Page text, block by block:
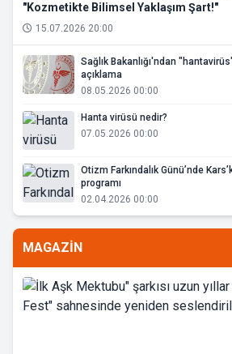
"Kozmetikte Bilimsel Yaklaşım Şart!"
15.07.2026 20:00
Sağlık Bakanlığı'ndan
açıklama
08.05.2026 00:00
Hanta virüsü nedir?
07.05.2026 00:00
Otizm Farkındalık Günü’nde
programı
02.04.2026 00:00
MAGAZİN